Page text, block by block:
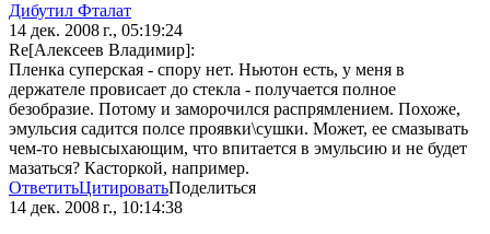
Дибутил Фталат
14 дек. 2008 г., 05:19:24
Re[Алексеев Владимир]:
Пленка суперская - спору нет. Ньютон есть, у меня в
держателе провисает до стекла - получается полное
безобразие. Потому и заморочился распрямлением. Похоже,
эмульсия садится полсе проявки\сушки. Может, ее смазывать
чем-то невысыхающим, что впитается в эмульсию и не будет
мазаться? Касторкой, например.
ОтветитьЦитироватьПоделиться
14 дек. 2008 г., 10:14:38